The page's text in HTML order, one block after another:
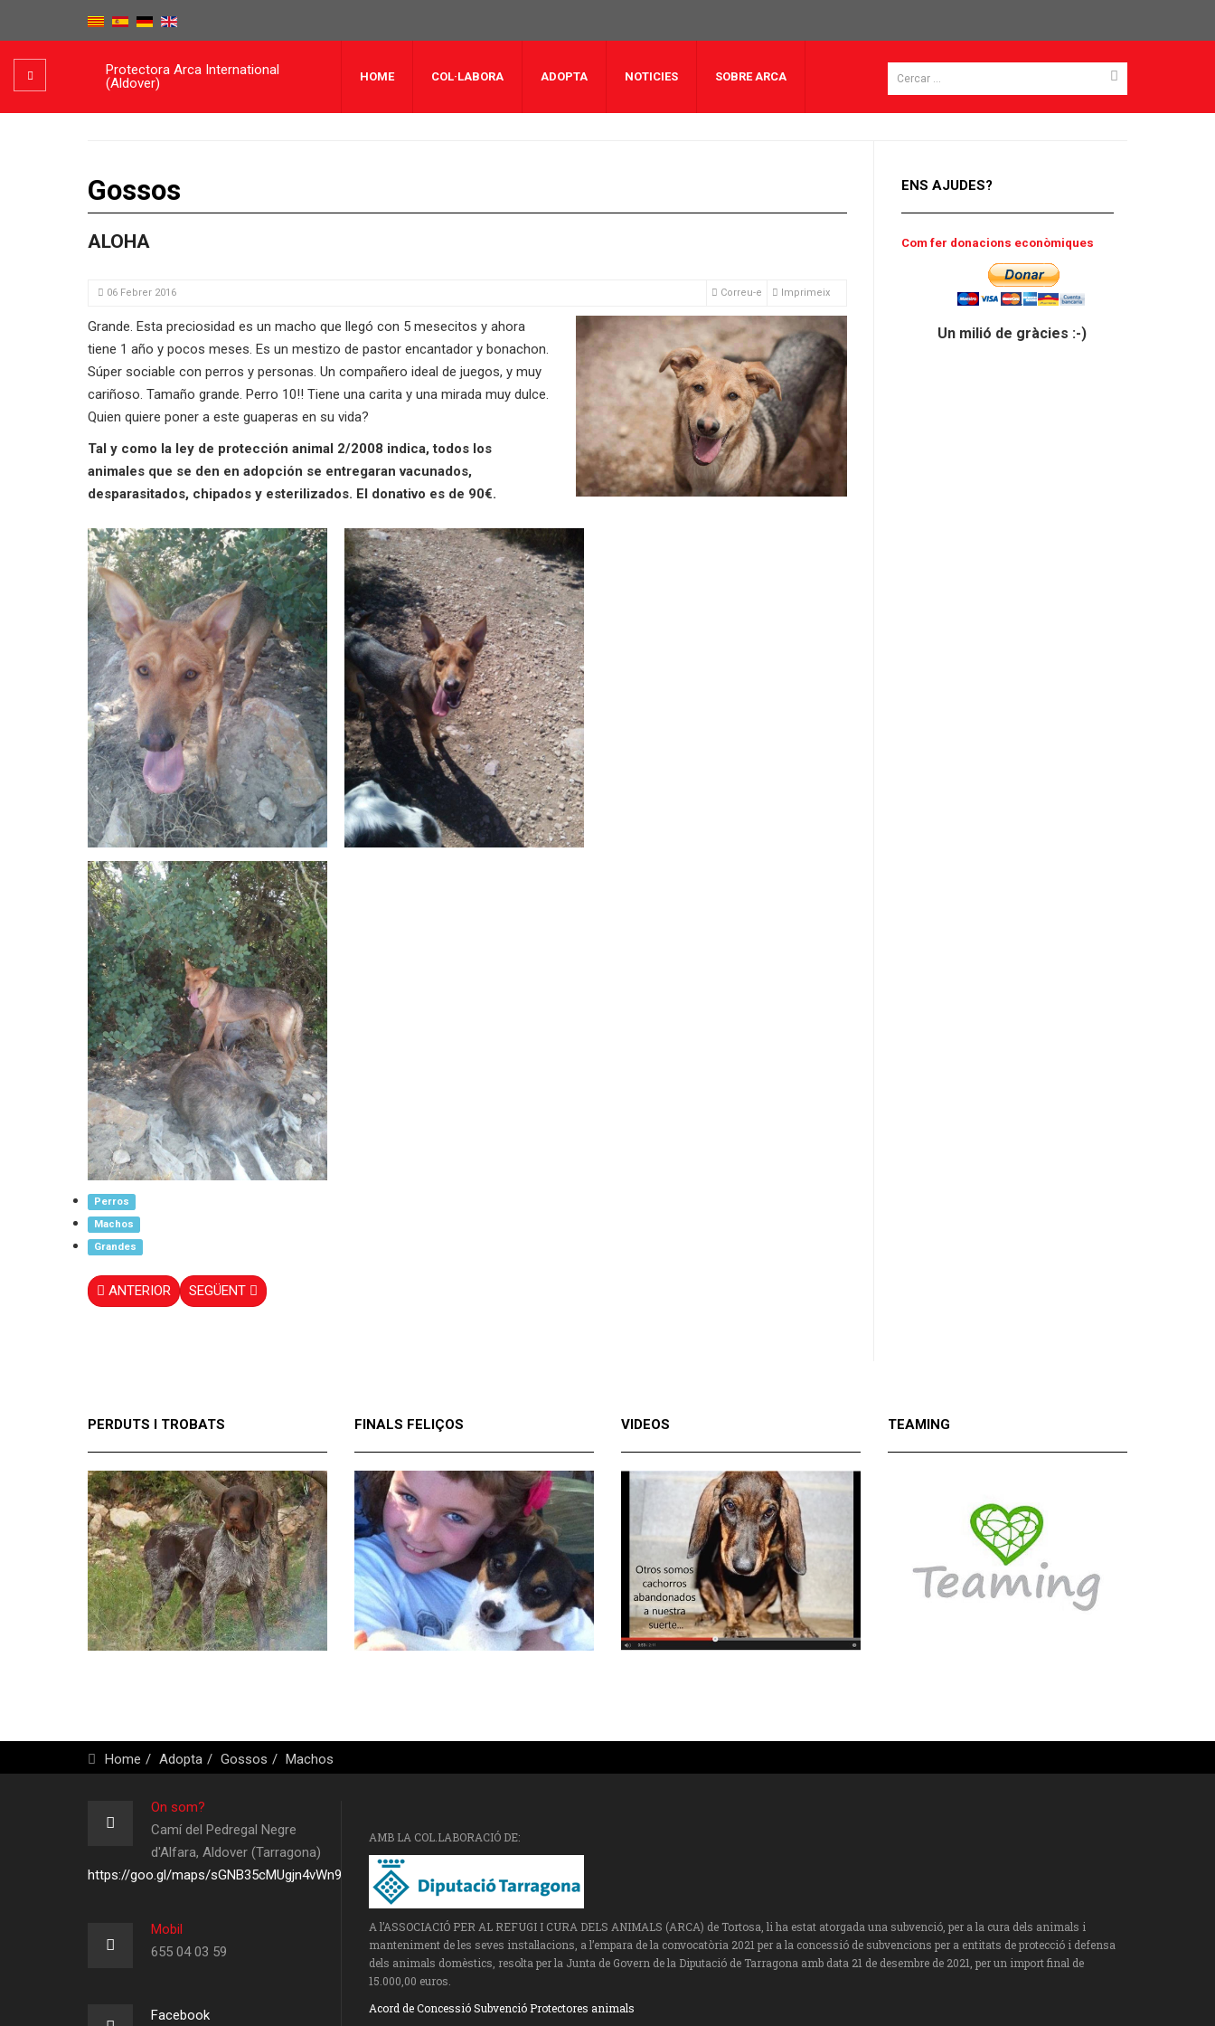
Protectora Arca International
(Aldover)
HOME COL·LABORA ADOPTA NOTICIES SOBRE ARCA
Gossos
ALOHA
06 Febrer 2016 Imprimeix
Correu-e
Grande. Esta preciosidad es un macho que llegó con 5 mesecitos y ahora
tiene 1 año y pocos meses. Es un mestizo de pastor encantador y bonachon.
Súper sociable con perros y personas. Un compañero ideal de juegos, y muy
cariñoso. Tamaño grande. Perro 10!! Tiene una carita y una mirada muy dulce.
Quien quiere poner a este guaperas en su vida?
Tal y como la ley de protección animal 2/2008 indica, todos los
animales que se den en adopción se entregaran vacunados,
desparasitados, chipados y esterilizados. El donativo es de 90€.
Perros
Machos
Grandes
ANTERIOR SEGÜENT
ENS AJUDES?
Com fer donacions econòmiques
Un milió de gràcies :-)
PERDUTS I TROBATS FINALS FELIÇOS VIDEOS TEAMING
Home Adopta Gossos Machos
On som?
Camí del Pedregal Negre
d'Alfara, Aldover (Tarragona)
https://goo.gl/maps/sGNB35cMUgjn4vWn9
Mobil
655 04 03 59
Facebook
AMB LA COL.LABORACIÓ DE:
A l’ASSOCIACIÓ PER AL REFUGI I CURA DELS ANIMALS (ARCA) de Tortosa, li ha estat atorgada una subvenció, per a la cura dels animals i
manteniment de les seves instal·lacions, a l’empara de la convocatòria 2021 per a la concessió de subvencions per a entitats de protecció i defensa
dels animals domèstics, resolta per la Junta de Govern de la Diputació de Tarragona amb data 21 de desembre de 2021, per un import final de
15.000,00 euros.
Acord de Concessió Subvenció Protectores animals